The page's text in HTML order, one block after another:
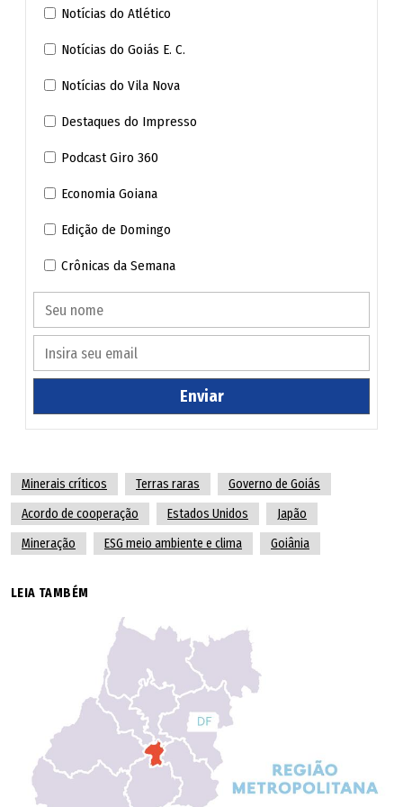
O plano de crescimento da Fase I da Serra Verde é atingir
6.400 toneladas de óxidos totais de terras raras por ano
até o fim de 2027, por meio da otimização da operação. O
principal suporte financeiro vem do pacote de US$ 565
milhões da Corporação Financeira dos Estados Unidos
para o Desenvolvimento Internacional (DFC), que financia
a otimização e a expansão da operação. "Também
"O grande desafio será transformar a riqueza mineral em
desenvolvimento para a população, sem deixar impactos
ambientais e áreas degradadas", adverte.
Com a nova política estadual, Goiás passa a priorizar
Notícias do Atlético
Notícias do Goiás E. C.
Notícias do Vila Nova
Destaques do Impresso
Podcast Giro 360
Economia Goiana
Edição de Domingo
Crônicas da Semana
Enviar
Minerais críticos Terras raras
Governo de Goiás
Acordo de cooperação
Estados Unidos
Japão
Mineração
ESG meio ambiente e clima Goiânia
LEIA TAMBÉM